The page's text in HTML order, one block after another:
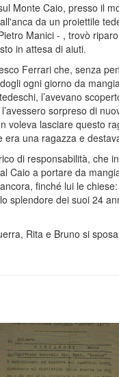
Monte Caio, presso il
da un proiettile
Manici - , trovò
in attesa di aiuti.
Ferrari che, senza
ogni giorno da
l’avevano
sorpreso di
voleva lasciare questo
una ragazza e
di responsabilità, che
Caio a portare da
finché lui le
splendore dei suoi 24
Rita e Bruno si